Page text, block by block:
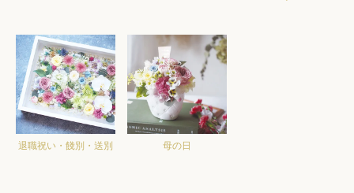
退職祝い・餞別・送別 母の日